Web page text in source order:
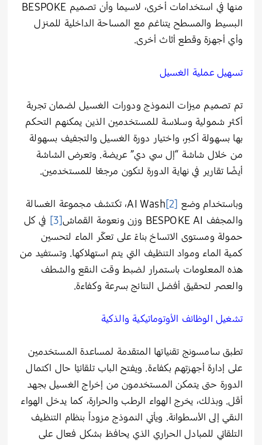
منها في استخدامات أخرى، لاسيما وأن تصميم BESPOKE
البسيط والمسطح يتناغم مع المساحة الداخلية للمنزل
وأي أجهزة وقطع أثاث أخرى.
تسهيل عملية الغسيل
تم تصميم ميزات النموذج ودورات الغسيل لضمان تجربة
أكثر شمولية وسلاسة للمستخدمين الذين يمكنهم التحكم
بها بسهولة أكبر، واختيار دورة الغسيل والتجفيف بسهولة
من خلال شاشة “إل سي دي” عريضة. وتعرض الشاشة
أيضًا تقارير في نهاية الدورة لتكون مرجعًا للمستخدمين.
وباستخدام وضع AI Wash [2]
، تكتشف مجموعة الغسالة
والمجفف BESPOKE AI وزن ونعومة القماش
[3]
في كل
حمولة ومستوى الاتساخ بناءً على تعكّر الماء لتحسين
كمية الماء ومواد التنظيف التي يتم استهلاكها. وتستفيد من
هذه المعلومات باستمرار لضبط وقت النقع والشطف
والعصر لتحقيق أفضل النتائج بسرعة وكفاءة.
تشغيل الوظائف الأوتوماتيكية والذكية
تطبق سامسونج تقنياتها المتقدمة لمساعدة المستخدمين
على إدارة أجهزتهم بكفاءة. ويفتح الباب تلقائيًا حال اكتمال
الدورة حتى يتمكن المستخدمون من إخراج الغسيل بجهد
أقل. وبذلك، يخرج الهواء الرطب والحرارة، كما يدخل الهواء
النقي إلى الأسطوانة. ويأتي النموذج مزوداً بنظام التنظيف
التلقائي للمبادل الحراري الذي يحافظ بشكل فعال على